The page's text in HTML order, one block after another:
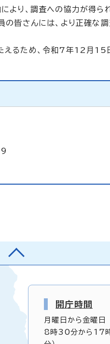
より、調査への協力が得ら
の皆さんには、より正確な
るため、令和7年12月15日
開庁時間
月曜日から金曜日
8時30分から17